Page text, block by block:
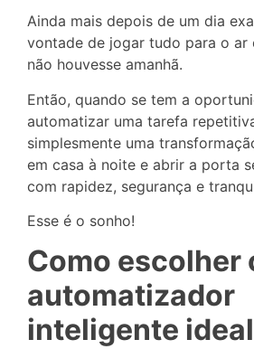
Ainda mais depois de um dia
vontade de jogar tudo para o ar
não houvesse amanhã.
Então, quando se tem a
automatizar uma tarefa
simplesmente uma
em casa à noite e abrir a porta
com rapidez, segurança e
Esse é o sonho!
Como escolher
automatizador
inteligente